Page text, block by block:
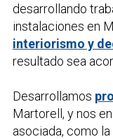
desarrollando
instalaciones en
interiorismo y
resultado sea
Desarrollamos
Martorell, y nos
asociada, como